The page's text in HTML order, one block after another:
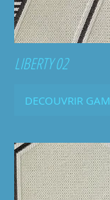
LIBERTY 02
DECOUVRIR